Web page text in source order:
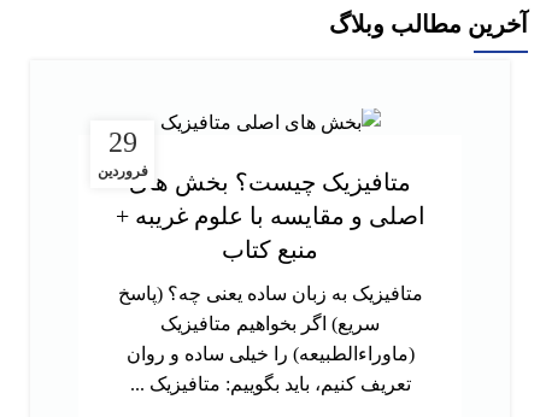
آخرین مطالب وبلاگ
29
فروردینمتافیزیک چیست؟ بخش های
اصلی و مقایسه با علوم غریبه +
منبع کتاب
متافیزیک به زبان ساده یعنی چه؟ (پاسخ
سریع) اگر بخواهیم متافیزیک
(ماوراءالطبیعه) را خیلی ساده و روان
تعریف کنیم، باید بگوییم: متافیزیک ...